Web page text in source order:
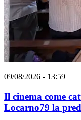
09/08/2026 - 13:59
Il cinema come
Locarno79 la